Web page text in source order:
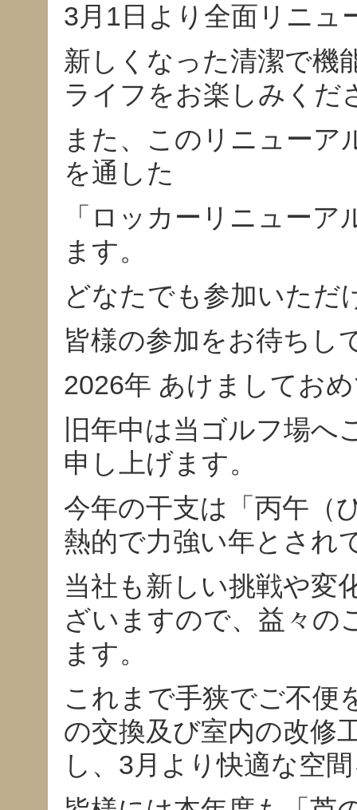
3月1日より全面リニュ
新しくなった清潔で機
ライフをお楽しみくだ
また、このリニューア
を通した
「ロッカーリニュー
ます。
どなたでも参加いただ
皆様の参加をお待ちし
2026年 あけましてお
旧年中は当ゴルフ場
申し上げます。
今年の干支は「丙午（
熱的で力強い年とされ
当社も新しい挑戦や変
ざいますので、益々の
ます。
これまで手狭でご不便
の交換及び室内の改修
し、3月より快適な空